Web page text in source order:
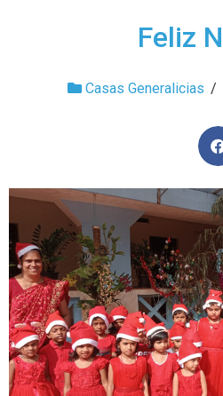
Feliz
Casas Generalicias /